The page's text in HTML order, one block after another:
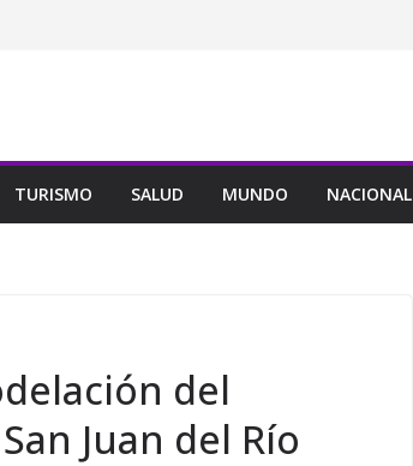
TURISMO SALUD MUNDO NACIONAL
del
Juan del Río